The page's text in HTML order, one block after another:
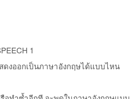
1
งออกเป็นภาษาอังกฤษได้แบบไหน